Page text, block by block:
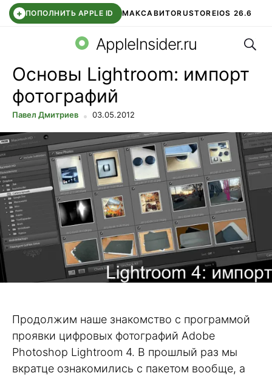
+ ПОПОЛНИТЬ APPLE ID МАКСАВИТОRUSTOREIOS 26.6
СБЕР КИДС ВТБ ОНЛАЙН ЧАТ В ROBLOX
AppleInsider.ru
Основы Lightroom: импорт
фотографий
Павел Дмитриев 03.05.2012
Продолжим наше знакомство с программой
проявки цифровых фотографий Adobe
Photoshop Lightroom 4. В прошлый раз мы
вкратце ознакомились с пакетом вообще, а